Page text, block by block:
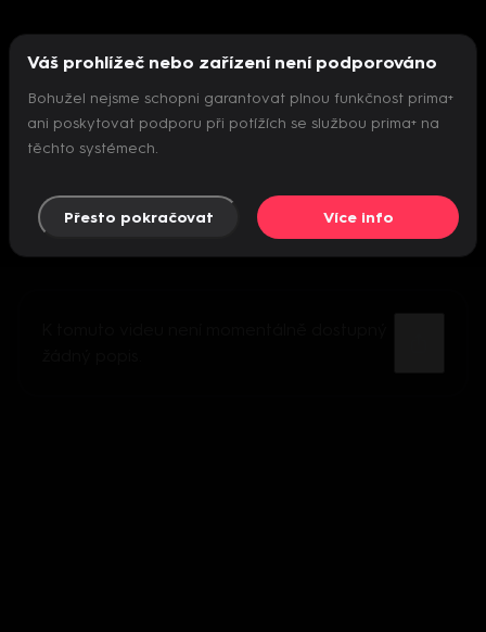
Nepodařilo se inicializovat přehrávač
Váš prohlížeč nebo zařízení není podporováno
Bohužel nejsme schopni garantovat plnou funkčnost prima+
ani poskytovat podporu při potížích se službou prima+ na
těchto systémech.
Přesto pokračovat Více info